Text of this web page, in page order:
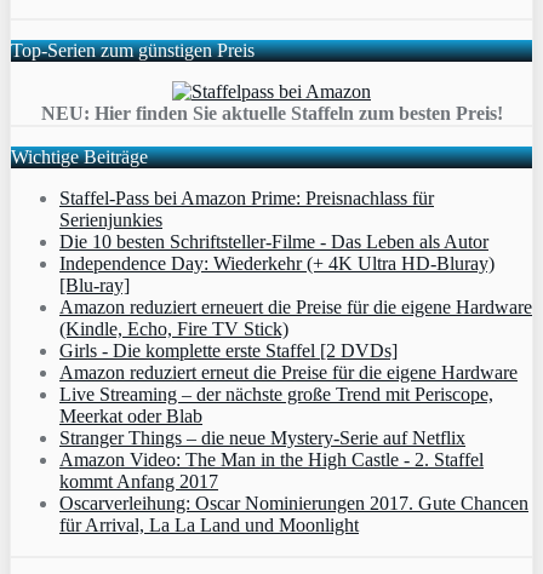
Top-Serien zum günstigen Preis
NEU: Hier finden Sie aktuelle Staffeln zum besten Preis!
Wichtige Beiträge
Staffel-Pass bei Amazon Prime: Preisnachlass für
Serienjunkies
Die 10 besten Schriftsteller-Filme - Das Leben als Autor
Independence Day: Wiederkehr (+ 4K Ultra HD-Bluray)
[Blu-ray]
Amazon reduziert erneuert die Preise für die eigene Hardware
(Kindle, Echo, Fire TV Stick)
Girls - Die komplette erste Staffel [2 DVDs]
Amazon reduziert erneut die Preise für die eigene Hardware
Live Streaming – der nächste große Trend mit Periscope,
Meerkat oder Blab
Stranger Things – die neue Mystery-Serie auf Netflix
Amazon Video: The Man in the High Castle - 2. Staffel
kommt Anfang 2017
Oscarverleihung: Oscar Nominierungen 2017. Gute Chancen
für Arrival, La La Land und Moonlight